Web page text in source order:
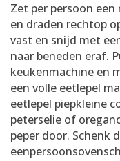
Zet per persoon
en draden rechtop
vast en snijd met
naar beneden eraf.
keukenmachine en
een volle eetlepel
eetlepel piepkleine
peterselie of
peper door. Schenk